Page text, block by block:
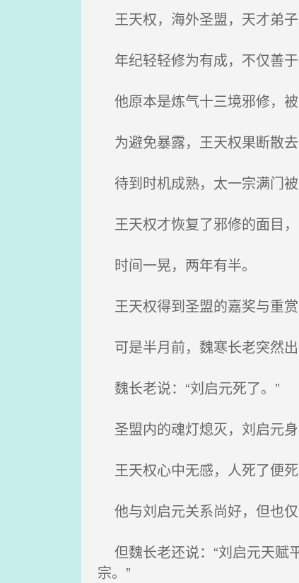
王天权，海外圣盟，天才弟子
年纪轻轻修为有成，不仅善于
他原本是炼气十三境邪修，被
为避免暴露，王天权果断散去
待到时机成熟，太一宗满门被
王天权才恢复了邪修的面目，
时间一晃，两年有半。
王天权得到圣盟的嘉奖与重赏
可是半月前，魏寒长老突然出
魏长老说：“刘启元死了。”
圣盟内的魂灯熄灭，刘启元身
王天权心中无感，人死了便死
他与刘启元关系尚好，但也仅
但魏长老还说：“刘启元天赋
宗。”